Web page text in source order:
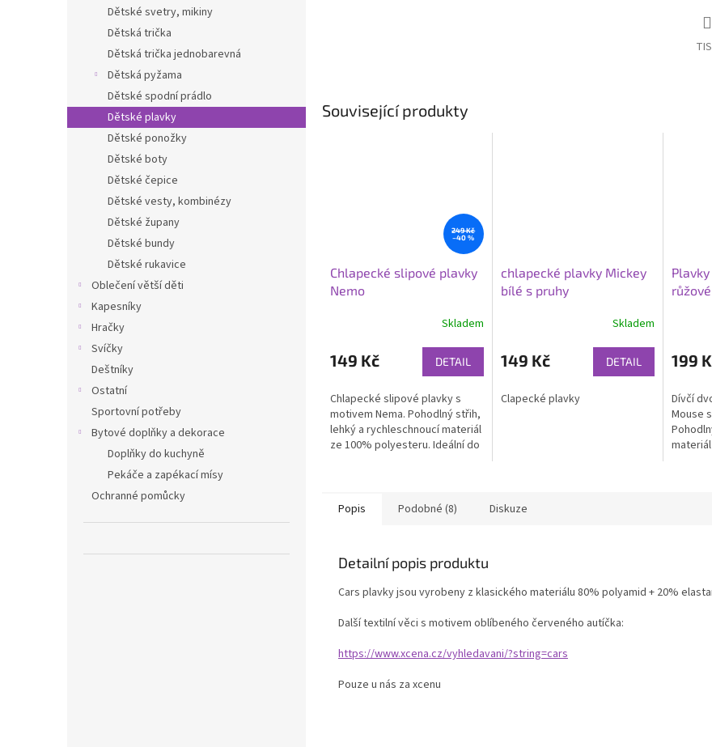
Dětské svetry, mikiny
Dětská trička
Dětská trička jednobarevná
Dětská pyžama
Dětské spodní prádlo
Dětské plavky
Dětské ponožky
Dětské boty
Dětské čepice
Dětské vesty, kombinézy
Dětské župany
Dětské bundy
Dětské rukavice
Oblečení větší děti
Kapesníky
Hračky
Svíčky
Deštníky
Ostatní
Sportovní potřeby
Bytové doplňky a dekorace
Doplňky do kuchyně
Pekáče a zapékací mísy
Ochranné pomůcky
Související produkty
249 Kč
–40 %
Chlapecké slipové plavky
Nemo
Skladem
149 Kč DETAIL
Chlapecké slipové plavky s
motivem Nema. Pohodlný střih,
lehký a rychleschnoucí materiál
ze 100% polyesteru. Ideální do
chlapecké plavky Mickey
bílé s pruhy
Skladem
149 Kč DETAIL
Clapecké plavky
199
Dívčí
Mouse
Popis Podobné (8) Diskuze
Detailní popis produktu
Cars plavky jsou vyrobeny z klasického materiálu 80% polyamid + 20%
Další textilní věci s motivem oblíbeného červeného autíčka:
https://www.xcena.cz/vyhledavani/?string=cars
Pouze u nás za xcenu